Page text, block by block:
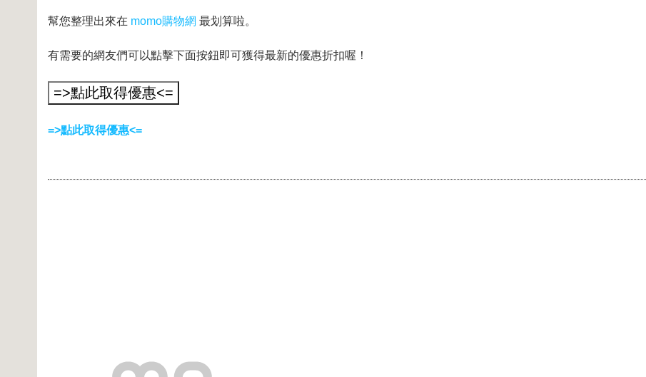
幫您整理出來在 momo購物網 最划算啦。
有需要的網友們可以點擊下面按鈕即可獲得最新的優惠折扣喔！
=>點此取得優惠<=